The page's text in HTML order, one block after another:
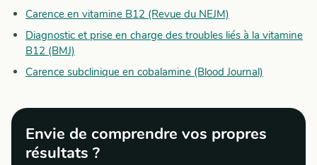
Carence en vitamine B12 (Revue du NEJM)
Diagnostic et prise en charge des troubles liés à la vitamine
B12 (BMJ)
Carence subclinique en cobalamine (Blood Journal)
Envie de comprendre vos propres
résultats ?